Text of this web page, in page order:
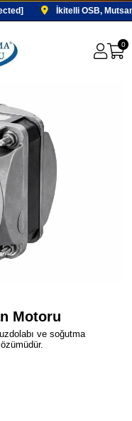
İkitelli OSB,
0
Motoru
ve soğutma